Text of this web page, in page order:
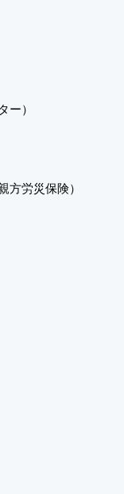
ー）
方労災保険）